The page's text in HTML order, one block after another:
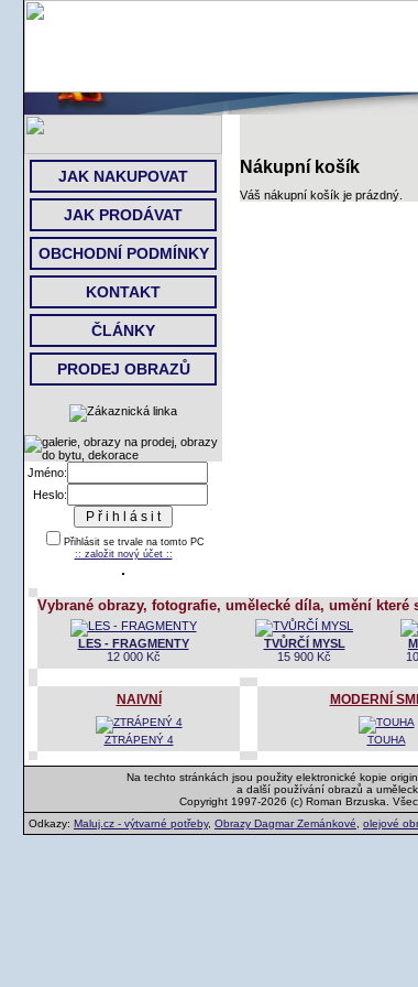
JAK NAKUPOVAT
JAK PRODÁVAT
OBCHODNÍ PODMÍNKY
KONTAKT
ČLÁNKY
PRODEJ OBRAZŮ
Jméno:
Heslo:
Přihlásit se trvale na tomto PC
:: založit nový účet ::
Nákupní košík
Váš nákupní košík je prázdný.
Vybrané obrazy, fotografie, umělecké díla, umění které
LES - FRAGMENTY
12 000 Kč
TVŮRČÍ MYSL
15 900 Kč
NAIVNÍ
ZTRÁPENÝ 4
MODERNÍ
TOUHA
Na techto stránkách jsou použity elektronické kopie
a další používání obrazů a
Copyright 1997-2026 (c) Roman Brzuska.
Odkazy: Maluj.cz - výtvarné potřeby, Obrazy Dagmar Zemánkové olejové